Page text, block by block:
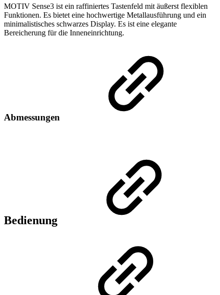
MOTIV Sense3 ist ein raffiniertes Tastenfeld mit äußerst flexiblen
Funktionen. Es bietet eine hochwertige Metallausführung und ein
minimalistisches schwarzes Display. Es ist eine elegante
Bereicherung für die Inneneinrichtung.
Abmessungen
Bedienung